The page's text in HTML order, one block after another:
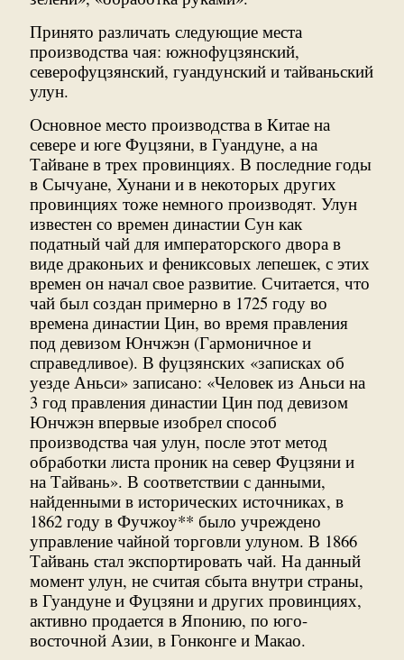
Принято различать следующие места
производства чая: южнофуцзянский,
северофуцзянский, гуандунский и тайваньский
улун.
Основное место производства в Китае на
севере и юге Фуцзяни, в Гуандуне, а на
Тайване в трех провинциях. В последние годы
в Сычуане, Хунани и в некоторых других
провинциях тоже немного производят. Улун
известен со времен династии Сун как
податный чай для императорского двора в
виде драконьих и фениксовых лепешек, с этих
времен он начал свое развитие. Считается, что
чай был создан примерно в 1725 году во
времена династии Цин, во время правления
под девизом Юнчжэн (Гармоничное и
справедливое). В фуцзянских «записках об
уезде Аньси» записано: «Человек из Аньси на
3 год правления династии Цин под девизом
Юнчжэн впервые изобрел способ
производства чая улун, после этот метод
обработки листа проник на север Фуцзяни и
на Тайвань». В соответствии с данными,
найденными в исторических источниках, в
1862 году в Фучжоу** было учреждено
управление чайной торговли улуном. В 1866
Тайвань стал экспортировать чай. На данный
момент улун, не считая сбыта внутри страны,
в Гуандуне и Фуцзяни и других провинциях,
активно продается в Японию, по юго-
восточной Азии, в Гонконге и Макао.